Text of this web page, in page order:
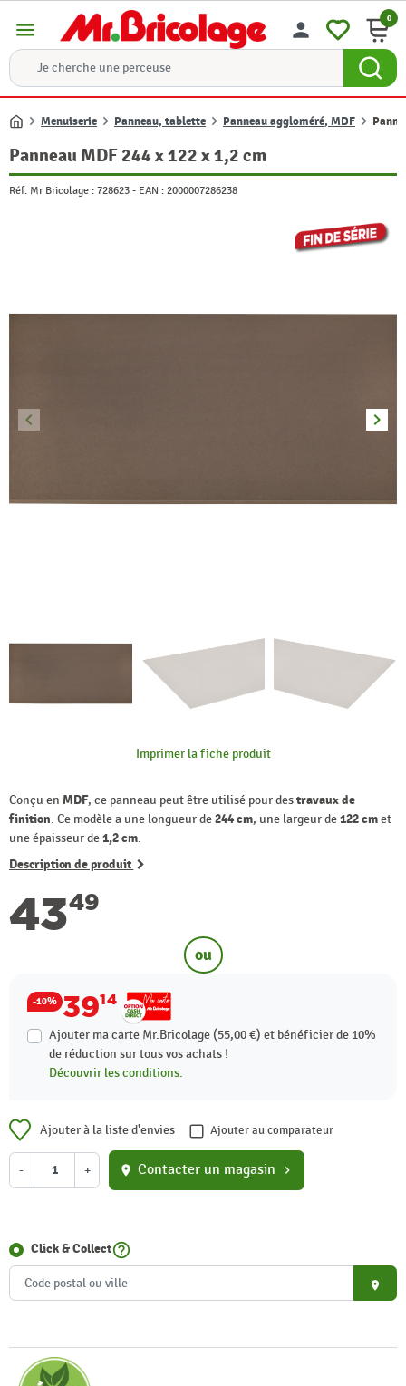
menu person 0
Accueil
Menuiserie Panneau, tablette Panneau aggloméré, MDF
Panneau MDF 244 x 122 x 1,2 cm
Réf. Mr Bricolage : 728623 - EAN : 2000007286238
Précédent
keyboard_arrow_left keyboard_arrow_right
Imprimer la fiche produit
Conçu en MDF, ce panneau peut être utilisé pour destravaux de
finition. Ce modèle a une longueur de244 cm, une largeur de122 cmet
une épaisseur de1,2 cm.
Description de produit
4349
ou
-10% 3914
Ajouter ma carte Mr.Bricolage (55,00 €) et bénéficier de 10%
de réduction sur tous vos achats !
Découvrir les conditions.
Ajouter à la liste d'envies Ajouter au comparateur
- + location_on Contacter un magasin chevron_right
Click & Collecthelp_outline
place